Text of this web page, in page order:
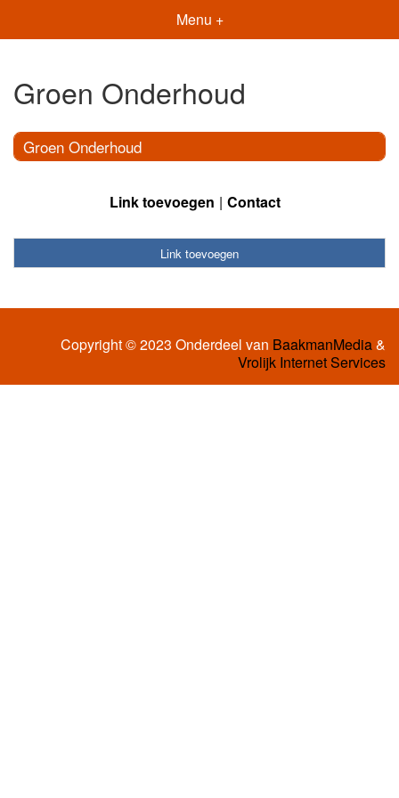
Menu +
Groen Onderhoud
Groen Onderhoud
Link toevoegen Contact
Link toevoegen
Copyright © 2023 Onderdeel van BaakmanMedia&
Vrolijk Internet Services